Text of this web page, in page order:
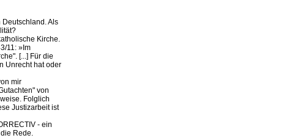
Als
Kirche.
11: »Im
[...] Für die
Unrecht hat oder
mir
von
Folglich
Justizarbeit ist
- ein
Rede.